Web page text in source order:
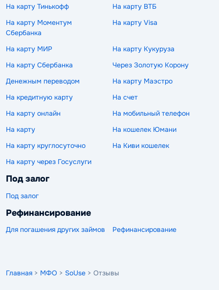
На карту Тинькофф
На карту ВТБ
На карту Моментум
Сбербанка
На карту Visa
На карту МИР
На карту Кукуруза
На карту Сбербанка
Через Золотую Корону
Денежным переводом
На карту Маэстро
На кредитную карту
На счет
На карту онлайн
На мобильный телефон
На карту
На кошелек Юмани
На карту круглосуточно
На Киви кошелек
На карту через Госуслуги
Под залог
Под залог
Рефинансирование
Для погашения других займов Рефинансирование
Главная > МФО > SoUse > Отзывы